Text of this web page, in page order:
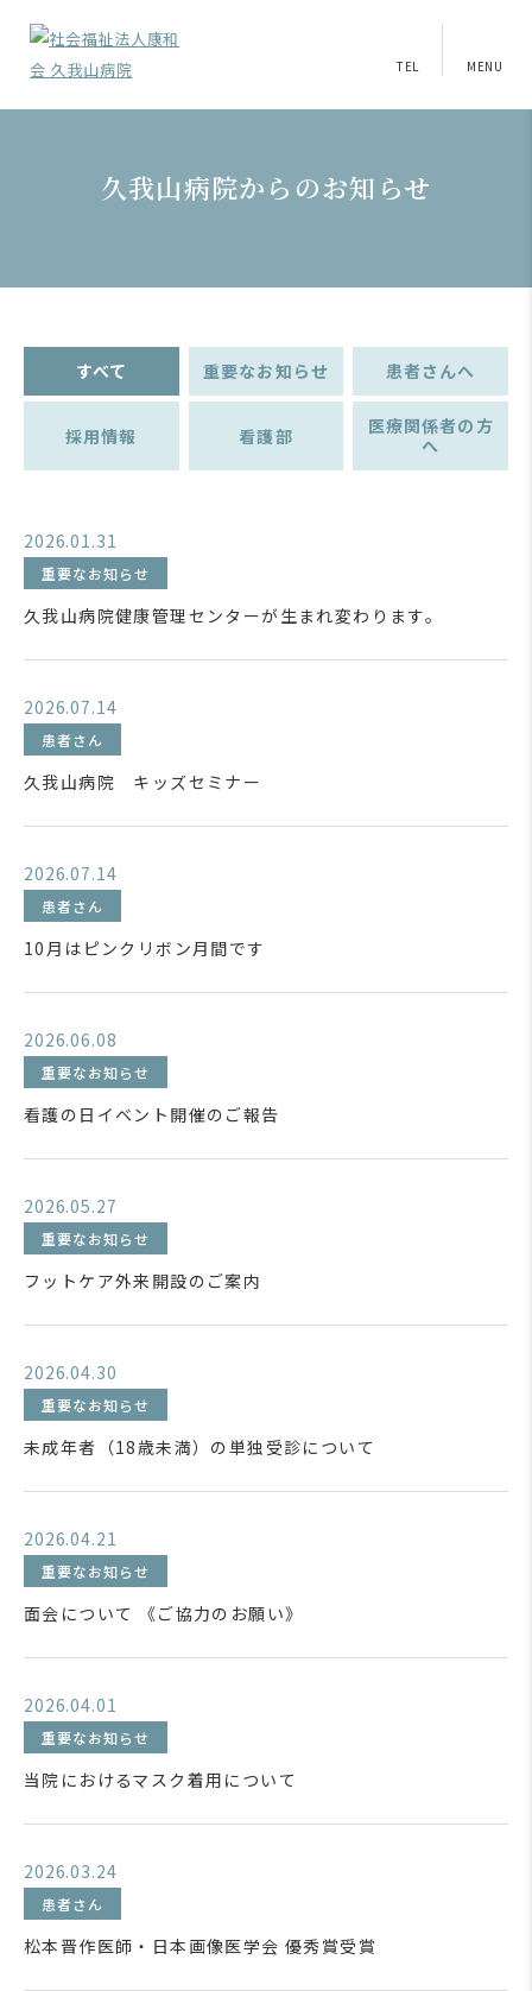
TEL MENU
久我山病院からのお知らせ
すべて 重要なお知らせ 患者さんへ
採用情報 看護部
医療関係者の方
へ
2026.01.31
重要なお知らせ
久我山病院健康管理センターが生まれ変わります。
2026.07.14
患者さん
久我山病院 キッズセミナー
2026.07.14
患者さん
10月はピンクリボン月間です
2026.06.08
重要なお知らせ
看護の日イベント開催のご報告
2026.05.27
重要なお知らせ
フットケア外来開設のご案内
2026.04.30
重要なお知らせ
未成年者（18歳未満）の単独受診について
2026.04.21
重要なお知らせ
面会について 《ご協力のお願い》
2026.04.01
重要なお知らせ
当院におけるマスク着用について
2026.03.24
患者さん
松本晋作医師・日本画像医学会 優秀賞受賞